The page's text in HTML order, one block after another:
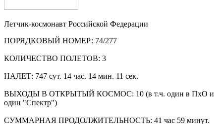
Летчик-космонавт Российской Федерации
ПОРЯДКОВЫЙ НОМЕР: 74/277
КОЛИЧЕСТВО ПОЛЕТОВ: 3
НАЛЕТ: 747 сут. 14 час. 14 мин. 11 сек.
ВЫХОДЫ В ОТКРЫТЫЙ КОСМОС: 10 (в т.ч. один в ПхО и
один "Спектр")
СУММАРНАЯ ПРОДОЛЖИТЕЛЬНОСТЬ: 41 час 59 минут.